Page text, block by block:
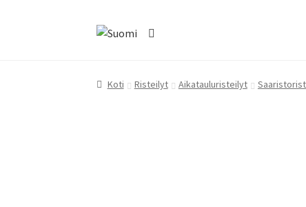
Koti Risteilyt Aikatauluristeilyt